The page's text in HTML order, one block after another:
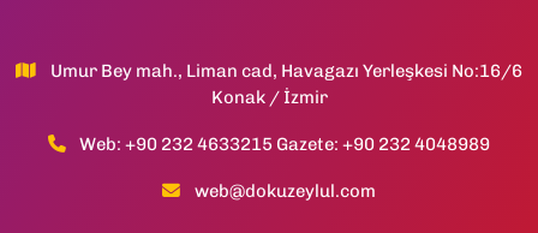
Umur Bey mah., Liman cad, Havagazı Yerleşkesi No:16/6
Konak / İzmir
Web: +90 232 4633215 Gazete: +90 232 4048989
web@dokuzeylul.com